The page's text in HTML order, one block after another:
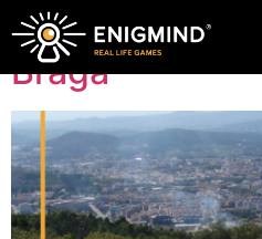
18 Locais para
Braga